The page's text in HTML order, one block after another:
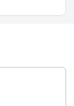
a fadiga e